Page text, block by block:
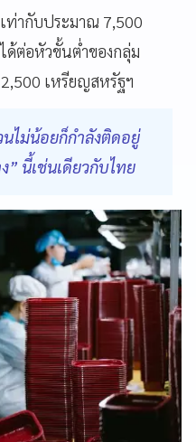
ท่ากับประมาณ 7,500
ด้ต่อหัวขั้นต่ำของกลุ่ม
เหรียญสหรัฐฯ
ไม่น้อยก็กำลังติดอยู่
” นี้เช่นเดียวกับไทย